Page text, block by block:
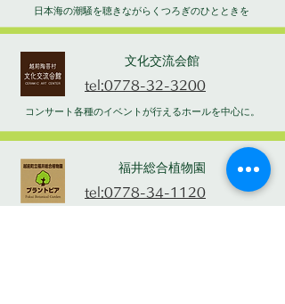
日本海の潮騒を聴きながらくつろぎのひとときを
文化交流会館
tel:0778-32-3200
コンサート各種のイベントが行えるホールを中心に。
福井総合植物園
tel:0778-34-1120